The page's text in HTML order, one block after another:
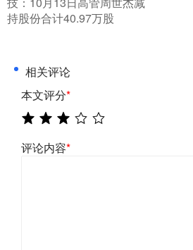
持股份合计40.97万股
相关评论
本文评分*
评论内容*